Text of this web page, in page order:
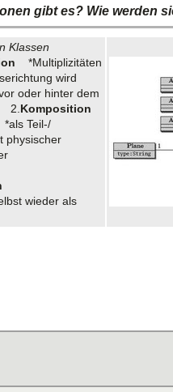
gibt es? Wie werden
Klassen
*Multiplizitäten
wird
oder hinter dem
2. Komposition
Teil-/
physischer
wieder als